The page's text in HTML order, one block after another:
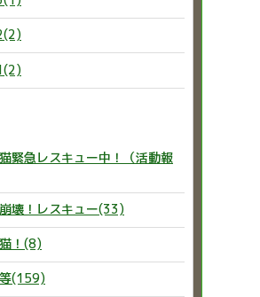
緊急レスキュー中！（活動報
壊！レスキュー(33)
！(8)
(159)